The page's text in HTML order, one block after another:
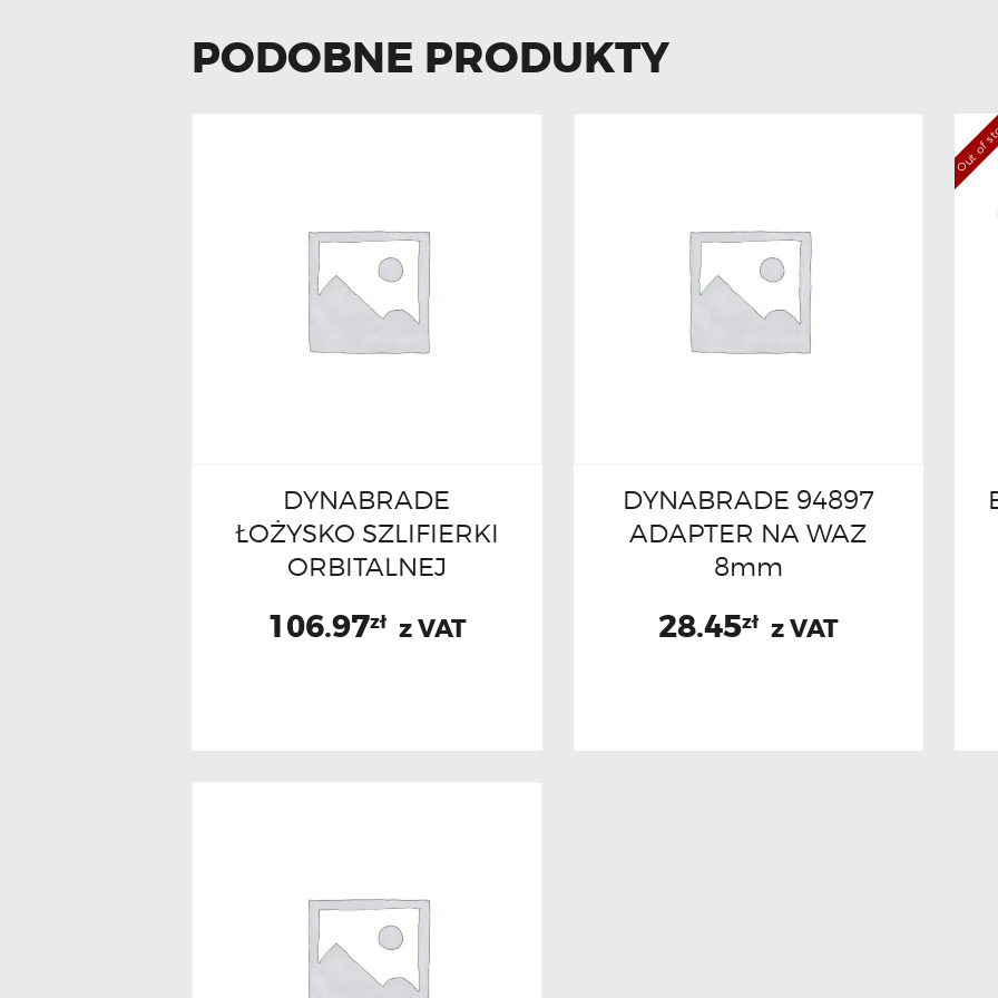
PODOBNE PRODUKTY
DYNABRADE
ŁOŻYSKO SZLIFIERKI
ORBITALNEJ
106.97zł z VAT
DYNABRADE 94897
ADAPTER NA WAZ
8mm
28.45zł z VAT
Out of